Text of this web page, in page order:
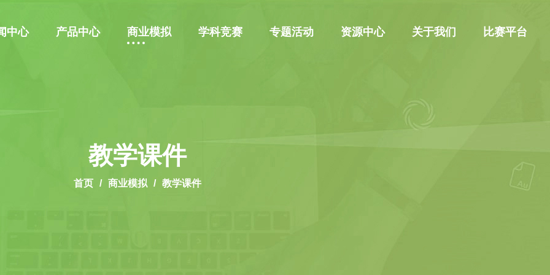
中心 产品中心 商业模拟 学科竞赛 专题活动 资源中心 关于我们 比赛平台
教学课件
首页 商业模拟 教学课件